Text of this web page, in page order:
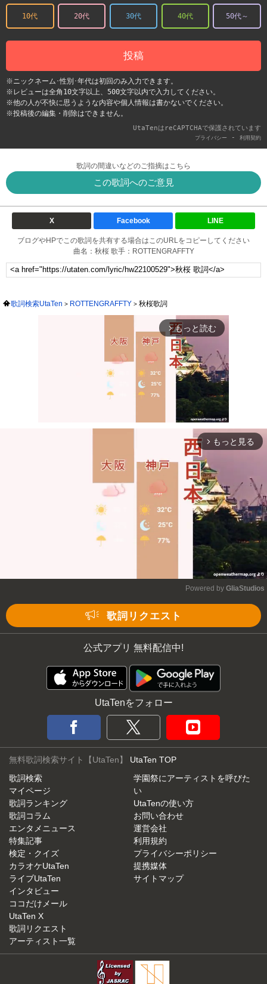
10代 20代 30代 40代 50代～
投稿
※ニックネーム･性別･年代は初回のみ入力できます。
※レビューは全角10文字以上、500文字以内で入力してください。
※他の人が不快に思うような内容や個人情報は書かないでください。
※投稿後の編集・削除はできません。
UtaTenはreCAPTCHAで保護されています
プライバシー - 利用契約
歌詞の間違いなどのご指摘はこちら
この歌詞へのご意見
X Facebook LINE
ブログやHPでこの歌詞を共有する場合はこのURLをコピーしてください
曲名：秋桜 歌手：ROTTENGRAFFTY
歌詞検索UtaTen ROTTENGRAFFTY 秋桜歌詞
arrow_forward_ios もっと読む
Mute
arrow_forward_ios もっと見る
Powered by GliaStudios
歌詞リクエスト
公式アプリ 無料配信中!
UtaTenをフォロー
無料歌詞検索サイト【UtaTen】 UtaTen TOP
歌詞検索
マイページ
歌詞ランキング
歌詞コラム
エンタメニュース
特集記事
検定・クイズ
カラオケUtaTen
ライブUtaTen
インタビュー
ココだけメール
UtaTen X
歌詞リクエスト
アーティスト一覧
学園祭にアーティストを呼びた
い
UtaTenの使い方
お問い合わせ
運営会社
利用規約
プライバシーポリシー
提携媒体
サイトマップ